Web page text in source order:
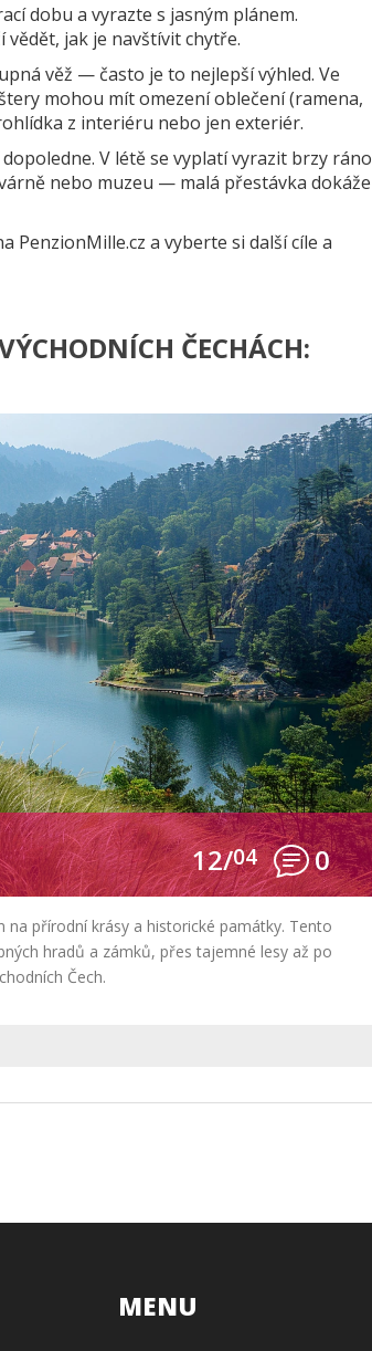
dobu a vyrazte s jasným plánem.
jak je navštívit chytře.
věž — často je to nejlepší výhled. Ve
mohou mít omezení oblečení (ramena,
z interiéru nebo jen exteriér.
V létě se vyplatí vyrazit brzy ráno
nebo muzeu — malá přestávka dokáže
PenzionMille.cz a vyberte si další cíle a
ČECHÁCH:
12/04 0
na přírodní krásy a historické památky. Tento
hradů a zámků, přes tajemné lesy až po
Čech.
MENU